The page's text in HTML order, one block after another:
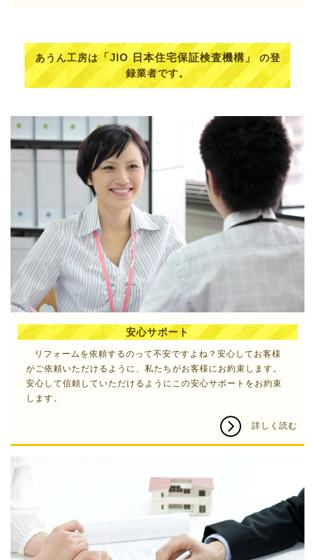
あうん工房は「JIO 日本住宅保証検査機構」の登
録業者です。
安心サポート
リフォーム を依頼するのって不安ですよね？安心してお客様
がご依頼いただけるように、私たちがお客様にお約束します。
安心して信頼していただけるようにこの安心サポートをお約束
します。
詳しく読む